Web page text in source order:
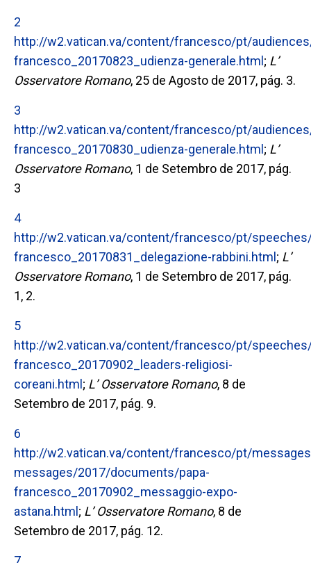
2
http://w2.vatican.va/content/francesco/pt/
francesco_20170823_udienza-generale.html; L’
Osservatore Romano, 25 de Agosto de 2017, pág. 3.
3
http://w2.vatican.va/content/francesco/pt/
francesco_20170830_udienza-generale.html; L’
Osservatore Romano, 1 de Setembro de 2017, pág.
3
4
http://w2.vatican.va/content/francesco/pt/
francesco_20170831_delegazione-rabbini.html; L’
Osservatore Romano, 1 de Setembro de 2017, pág.
1, 2.
5
http://w2.vatican.va/content/francesco/pt/
francesco_20170902_leaders-religiosi-
coreani.html; L’ Osservatore Romano, 8 de
Setembro de 2017, pág. 9.
6
http://w2.vatican.va/content/francesco/pt/
messages/2017/documents/papa-
francesco_20170902_messaggio-expo-
astana.html; L’ Osservatore Romano, 8 de
Setembro de 2017, pág. 12.